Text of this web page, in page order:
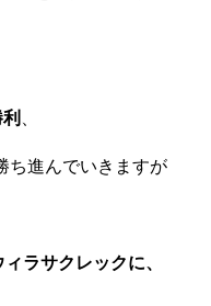
ち進んでいきますが
ラサクレックに、